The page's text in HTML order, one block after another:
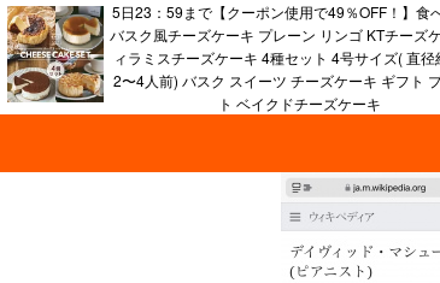
5日23：59まで【クーポン使用で49％OFF！】食
バスク風チーズケーキ プレーン リンゴ KTチーズ
ィラミスチーズケーキ 4種セット 4号サイズ( 直
2〜4人前) バスク スイーツ チーズケーキ ギフト
ト ベイクドチーズケーキ